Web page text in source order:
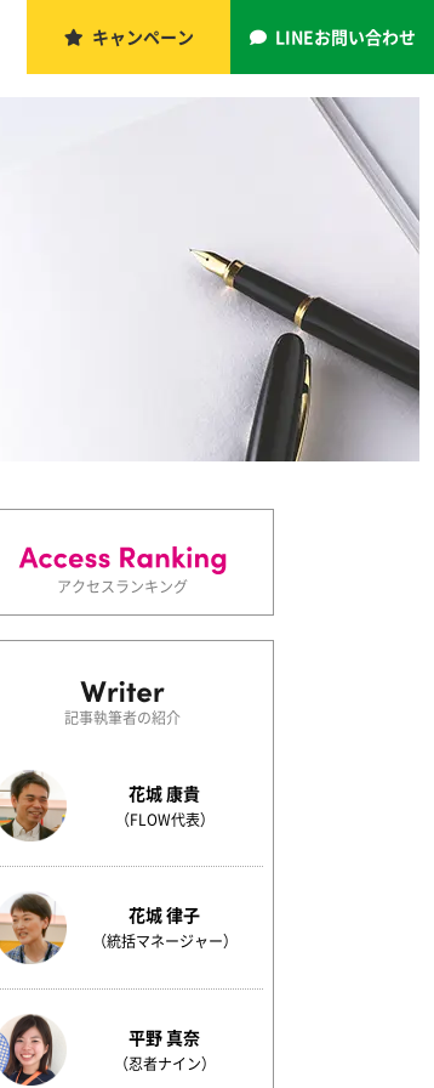
キャンペーン LINEお問い合わせ
アクセスランキング
記事執筆者の紹介
花城 康貴
（FLOW代表）
花城 律子
（統括マネージャー）
平野 真奈
（忍者ナイン）